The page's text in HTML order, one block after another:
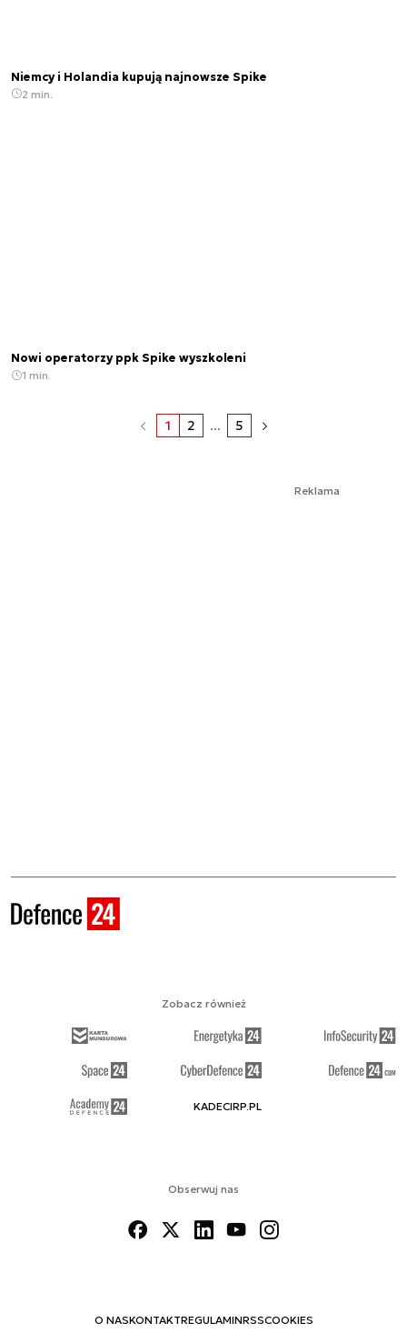
Niemcy i Holandia kupują najnowsze Spike
2 min.
Nowi operatorzy ppk Spike wyszkoleni
1 min.
1 2 ... 5
Reklama
Obserwuj nas
O NASKONTAKTREGULAMINRSSCOOKIES
Zobacz również
KADECIRP.PL